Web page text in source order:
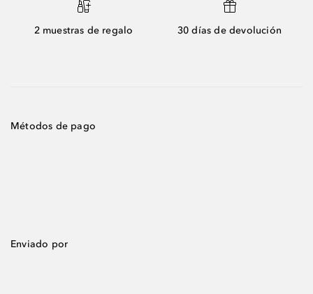
2 muestras de regalo 30 días de devolución
Métodos de pago
Enviado por